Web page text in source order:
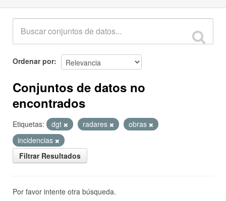
Ordenar por
Conjuntos de datos no
encontrados
Etiquetas: dgt radares
obras
incidencias
Filtrar Resultados
Por favor intente otra búsqueda.